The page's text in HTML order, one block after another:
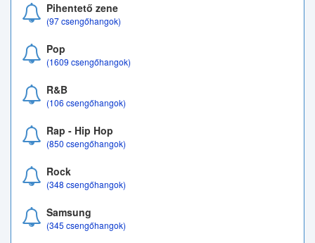
Pihentető zene
(97 csengőhangok)
Pop
(1609 csengőhangok)
R&B
(106 csengőhangok)
Rap - Hip Hop
(850 csengőhangok)
Rock
(348 csengőhangok)
Samsung
(345 csengőhangok)